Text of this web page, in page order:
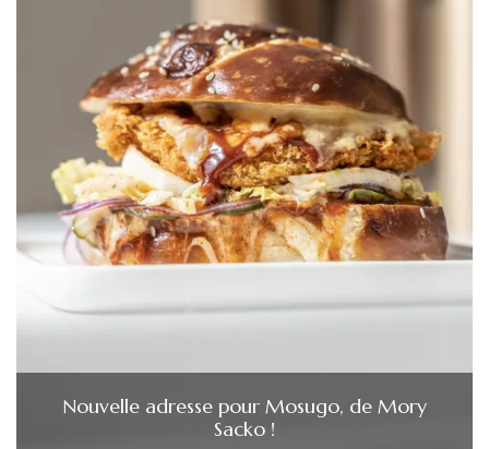
Nouvelle adresse pour Mosugo, de Mory
Sacko !